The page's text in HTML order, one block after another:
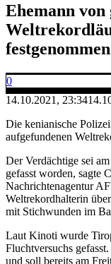
Ehemann von
festgenommen
0
14.10.2021, 23:34
Die kenianische
aufgefundenen
Der Verdächtige sei
gefasst worden, sagte
Nachrichtenagentur
Weltrekordhalterin
mit Stichwunden im
Laut Kinoti wurde
Fluchtversuchs
und soll bereits am